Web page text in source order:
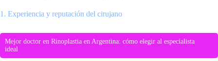
1. Experiencia y reputación del cirujano
Mejor doctor en Rinoplastia en Argentina: cómo elegir al especialista
ideal